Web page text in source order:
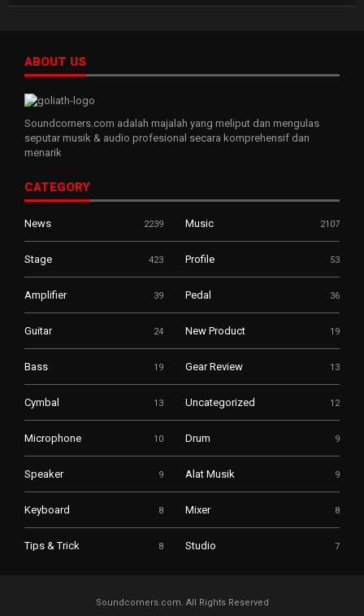
ABOUT US
Soundcorners.com adalah majalah yang meliput dan mengulas
seputar musik & audio profesional secara komprehensif dan
menarik
CATEGORY
News 2239 Music 2107
Stage 423 Profile 53
Amplifier 39 Pedal 36
Guitar 24 New Product 19
Bass 19 Gear Review 13
Cymbal 13 Uncategorized 12
Microphone 10 Drum 9
Speaker 9 Alat Musik 9
Keyboard 8 Mixer 8
Tips & Trick 8 Studio 7
Soundcorners.com. All Rights Reserved